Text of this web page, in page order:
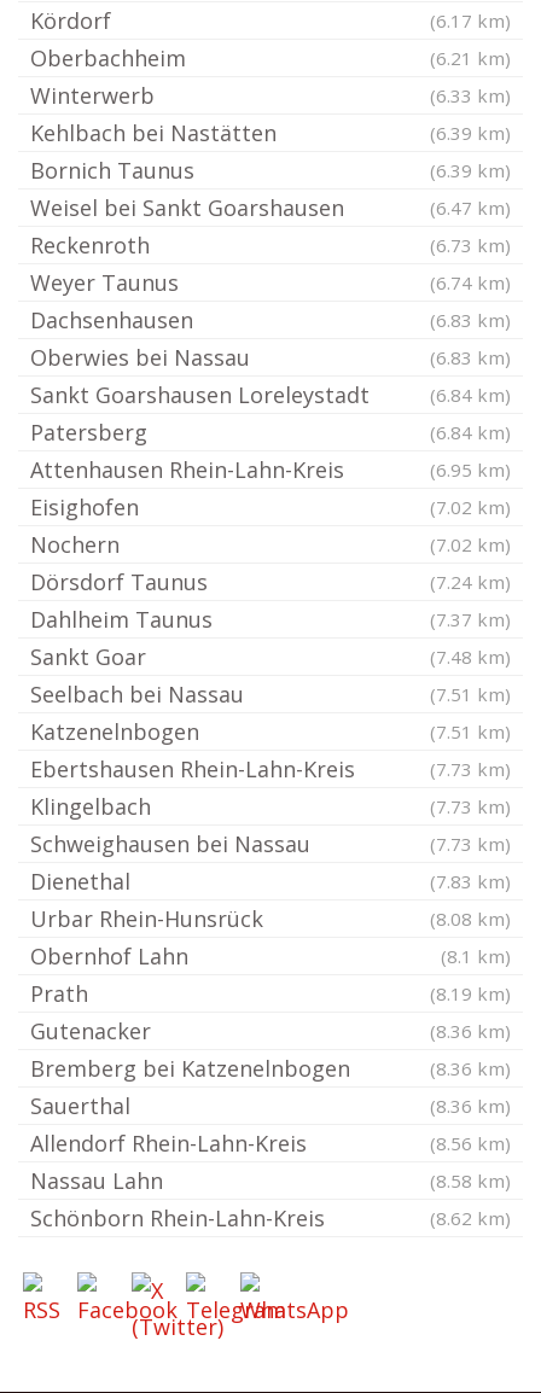
Kördorf (6.17 km)
Oberbachheim (6.21 km)
Winterwerb (6.33 km)
Kehlbach bei Nastätten (6.39 km)
Bornich Taunus (6.39 km)
Weisel bei Sankt Goarshausen (6.47 km)
Reckenroth (6.73 km)
Weyer Taunus (6.74 km)
Dachsenhausen (6.83 km)
Oberwies bei Nassau (6.83 km)
Sankt Goarshausen Loreleystadt (6.84 km)
Patersberg (6.84 km)
Attenhausen Rhein-Lahn-Kreis (6.95 km)
Eisighofen (7.02 km)
Nochern (7.02 km)
Dörsdorf Taunus (7.24 km)
Dahlheim Taunus (7.37 km)
Sankt Goar (7.48 km)
Seelbach bei Nassau (7.51 km)
Katzenelnbogen (7.51 km)
Ebertshausen Rhein-Lahn-Kreis (7.73 km)
Klingelbach (7.73 km)
Schweighausen bei Nassau (7.73 km)
Dienethal (7.83 km)
Urbar Rhein-Hunsrück (8.08 km)
Obernhof Lahn (8.1 km)
Prath (8.19 km)
Gutenacker (8.36 km)
Bremberg bei Katzenelnbogen (8.36 km)
Sauerthal (8.36 km)
Allendorf Rhein-Lahn-Kreis (8.56 km)
Nassau Lahn (8.58 km)
Schönborn Rhein-Lahn-Kreis (8.62 km)